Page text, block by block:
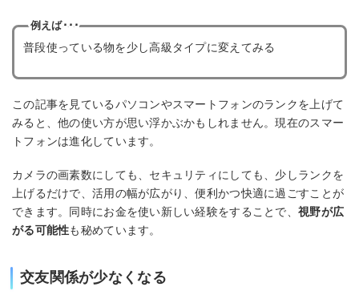
例えば･･･
普段使っている物を少し高級タイプに変えてみる
この記事を見ているパソコンやスマートフォンのランクを上げて
みると、他の使い方が思い浮かぶかもしれません。現在のスマー
トフォンは進化しています。
カメラの画素数にしても、セキュリティにしても、少しランクを
上げるだけで、活用の幅が広がり、便利かつ快適に過ごすことが
できます。同時にお金を使い新しい経験をすることで、 視野が広
がる可能性も秘めています。
交友関係が少なくなる